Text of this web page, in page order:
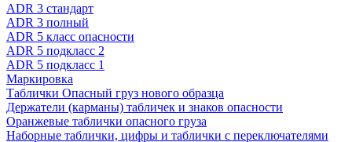
ADR 3 стандарт
ADR 3 полный
ADR 5 класс опасности
ADR 5 подкласс 2
ADR 5 подкласс 1
Маркировка
Таблички Опасный груз нового образца
Держатели (карманы) табличек и знаков опасности
Оранжевые таблички опасного груза
Наборные таблички, цифры и таблички с переключателями